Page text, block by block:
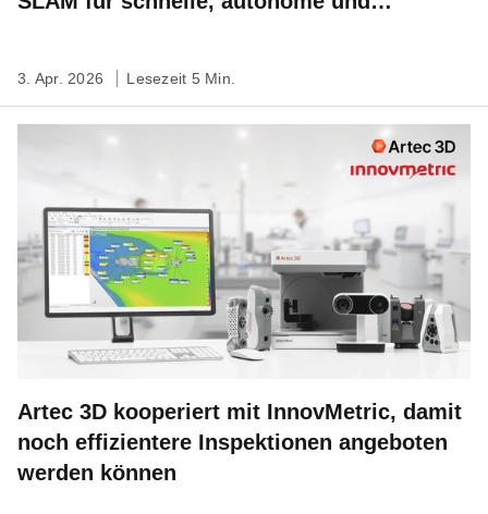
3. Apr. 2026 Lesezeit 5 Min.
Artec 3D kooperiert mit InnovMetric, damit
noch effizientere Inspektionen angeboten
werden können